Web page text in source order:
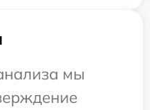
мы